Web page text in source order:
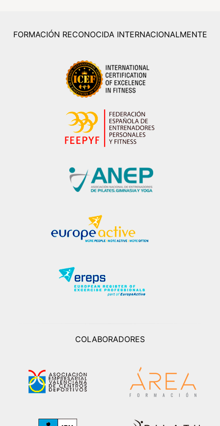
FORMACIÓN RECONOCIDA INTERNACIONALMENTE
COLABORADORES